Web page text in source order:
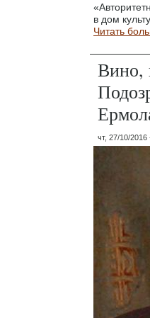
в дом
Читать
Вино,
чт, 27/10/2016